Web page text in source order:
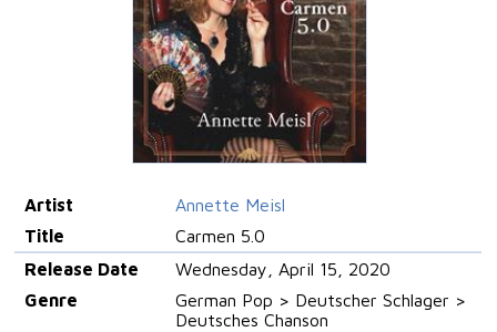
Artist
Annette Meisl
Title
Carmen 5.0
Release Date
Wednesday, April 15, 2020
Genre
German Pop > Deutscher Schlager >
Deutsches Chanson